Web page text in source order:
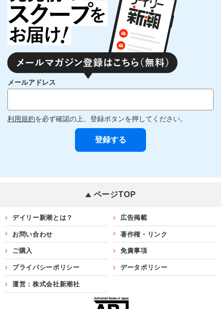
メールアドレス
利用規約を必ず確認の上、登録ボタンを押してください。
ページTOP
デイリー新潮とは？ 広告掲載
お問い合わせ 著作権・リンク
ご購入 免責事項
プライバシーポリシー データポリシー
運営：株式会社新潮社